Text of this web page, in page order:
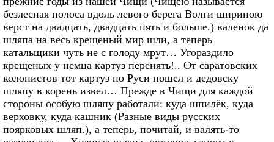
безлесная полоса вдоль левого берега Волги шириною
верст на двадцать, двадцать пять и больше.) валенок да
шляпа на весь крещеный мир шли, а теперь
катальщики чуть не с голоду мрут… Угораздило
крещеных у немца картуз перенять!.. От саратовских
колонистов тот картуз по Руси пошел и дедовску
шляпу в корень извел… Прежде в Чищи для каждой
стороны особую шляпу работали: куда шпилёк, куда
верховку, куда кашник (Разные виды русских
поярковых шляп.), а теперь, почитай, и валять-то